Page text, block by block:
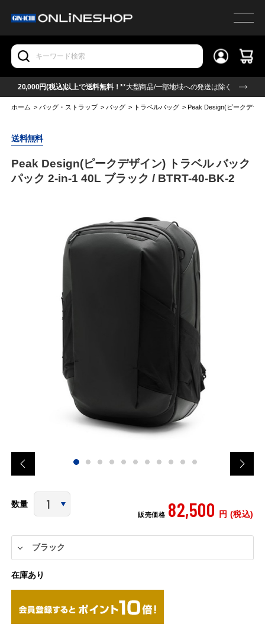
20,000円(税込)以上で送料無料！**大型商品/一部地域への発送は除く
ホーム >バッグ・ストラップ >バッグ > トラベルバッグ >Peak Design(ピークデザ
送料無料
Peak Design(ピークデザイン) トラベル バック
パック 2-in-1 40L ブラック / BTRT-40-BK-2
数量
販売価格 82,500 円 (税込)
在庫あり